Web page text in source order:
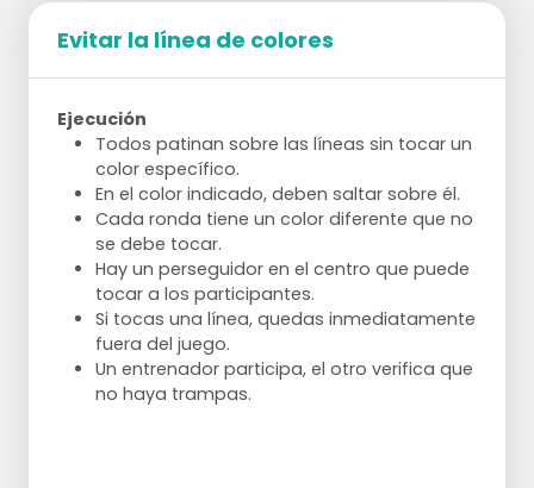
Evitar la línea de colores
Ejecución
Todos patinan sobre las líneas sin tocar un
color específico.
En el color indicado, deben saltar sobre él.
Cada ronda tiene un color diferente que no
se debe tocar.
Hay un perseguidor en el centro que puede
tocar a los participantes.
Si tocas una línea, quedas inmediatamente
fuera del juego.
Un entrenador participa, el otro verifica que
no haya trampas.